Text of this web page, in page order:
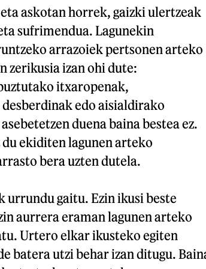
askotan horrek, gaizki ulertzeak
sufrimendua. Lagunekin
arrazoiek pertsonen arteko
zerikusia izan ohi dute:
itxaropenak,
edo aisialdirako
duena baina bestea ez.
ekiditen lagunen arteko
bera uzten dutela.
urrundu gaitu. Ezin ikusi beste
aurrera eraman lagunen arteko
Urtero elkar ikusteko egiten
batera utzi behar izan ditugu.